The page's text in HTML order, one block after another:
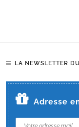
LA NEWSLETTER
Adresse